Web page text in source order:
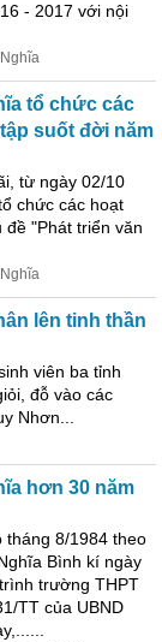
- 2017 với nội
tổ chức các
suốt đời năm
từ ngày 02/10
chức các hoạt
"Phát triển văn
lên tinh thần
viên ba tỉnh
đỗ vào các
Nhơn...
hơn 30 năm
8/1984 theo
Bình kí ngày
trường THPT
TT của UBND